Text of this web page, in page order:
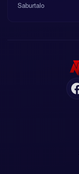
Saburtalo